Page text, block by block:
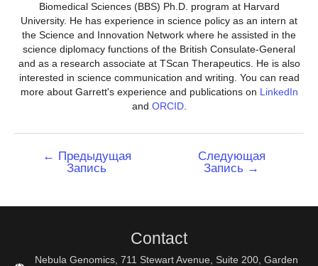
Biomedical Sciences (BBS) Ph.D. program at Harvard
University. He has experience in science policy as an intern at
the Science and Innovation Network where he assisted in the
science diplomacy functions of the British Consulate-General
and as a research associate at TScan Therapeutics. He is also
interested in science communication and writing. You can read
more about Garrett's experience and publications on LinkedIn
and ORCID.
Навигация
← Предыдущая
Запись
Следующая
Запись →
Contact
Nebula Genomics, 711 Stewart Avenue, Suite 200, Garden